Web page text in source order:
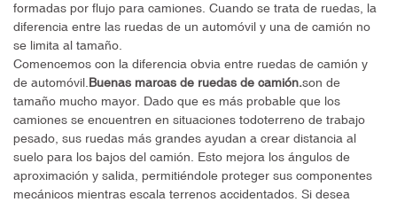
formadas por flujo para camiones. Cuando se trata de ruedas, la
diferencia entre las ruedas de un automóvil y una de camión no
se limita al tamaño.
Comencemos con la diferencia obvia entre ruedas de camión y
de automóvil. Buenas marcas de ruedas de camión.son de
tamaño mucho mayor. Dado que es más probable que los
camiones se encuentren en situaciones todoterreno de trabajo
pesado, sus ruedas más grandes ayudan a crear distancia al
suelo para los bajos del camión. Esto mejora los ángulos de
aproximación y salida, permitiéndole proteger sus componentes
mecánicos mientras escala terrenos accidentados. Si desea
rueda deben coincidir en
muchos aspectos, como el
ancho, el diámetro y la relación
de planeidad. Puede
personalizar las ruedas
específicas según el tamaño de
los neumáticos en JWHEEL.
¡No lo dudes, solo contáctanos!
mucho, el peso se reduce
considerablemente, la pérdida
pequeña, el funcionamiento es
rápido, el ahorro de
combustible y el calor la
disipación es buena. JWHEEL
cuenta con diversas llantas de
aleación de aluminio al gusto
del mercado.